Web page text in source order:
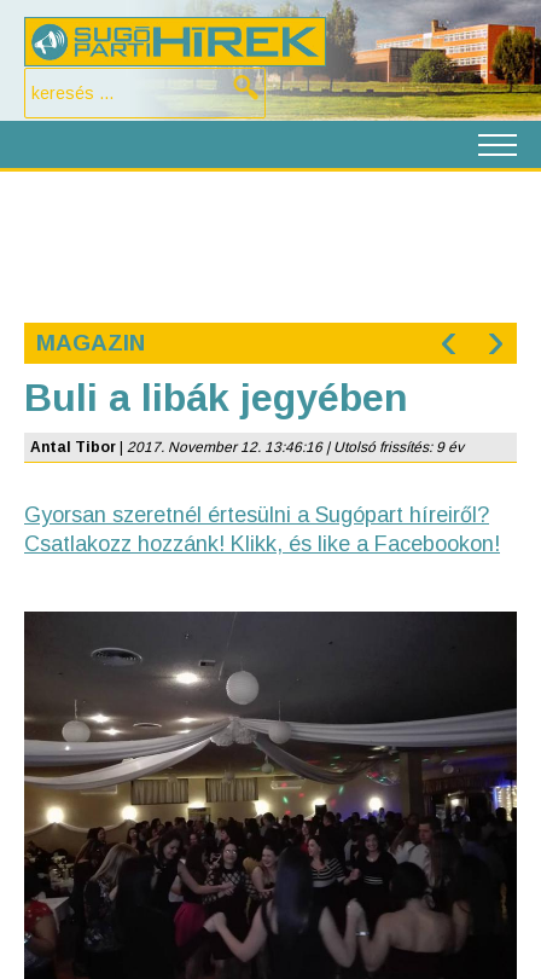
MAGAZIN ‹ ›
Buli a libák jegyében
Antal Tibor 2017. November 12. 13:46:16 | Utolsó frissítés: 9 év
Gyorsan szeretnél értesülni a Sugópart híreiről?
Csatlakozz hozzánk! Klikk, és like a Facebookon!